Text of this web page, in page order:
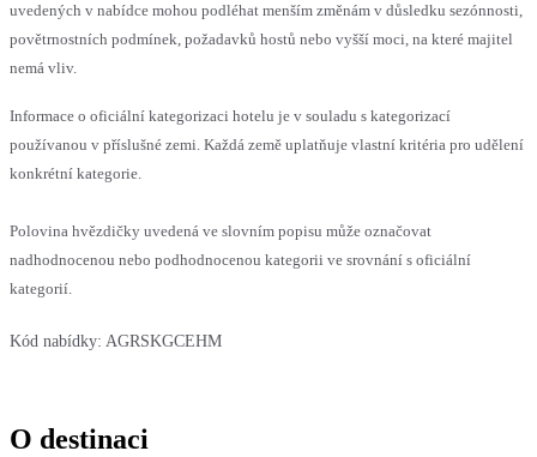
uvedených v nabídce mohou podléhat menším změnám v důsledku sezónnosti,
povětrnostních podmínek, požadavků hostů nebo vyšší moci, na které majitel
nemá vliv.
Informace o oficiální kategorizaci hotelu je v souladu s kategorizací
používanou v příslušné zemi. Každá země uplatňuje vlastní kritéria pro udělení
konkrétní kategorie.
Polovina hvězdičky uvedená ve slovním popisu může označovat
nadhodnocenou nebo podhodnocenou kategorii ve srovnání s oficiální
kategorií.
Kód nabídky: AGRSKGCEHM
O destinaci